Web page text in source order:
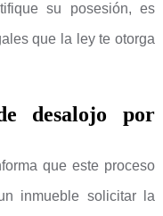
su posesión, es
que la ley te otorga
desalojo por
que este proceso
inmueble solicitar la